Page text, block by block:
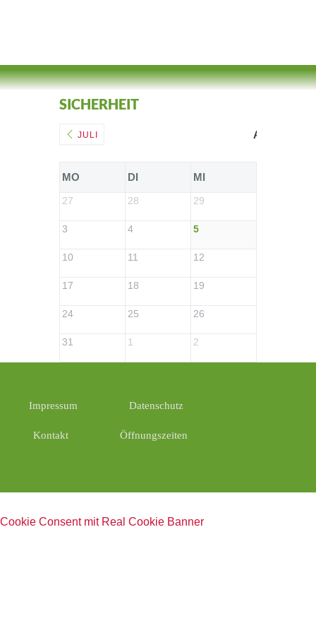
SICHERHEIT
JULI AUGUST
MO DI MI
27 28 29
3 4 5
10 11 12
17 18 19
24 25 26
31 1 2
Impressum Datenschutz
Kontakt Öffnungszeiten
Cookie Consent mit Real Cookie Banner